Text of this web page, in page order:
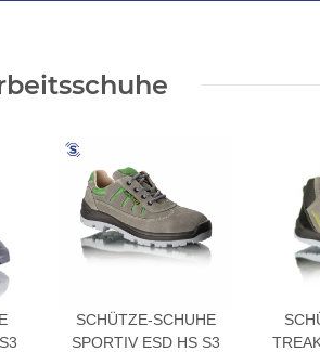
SCHÜTZE-SCHUHE
SPORTIV ESD HS S3